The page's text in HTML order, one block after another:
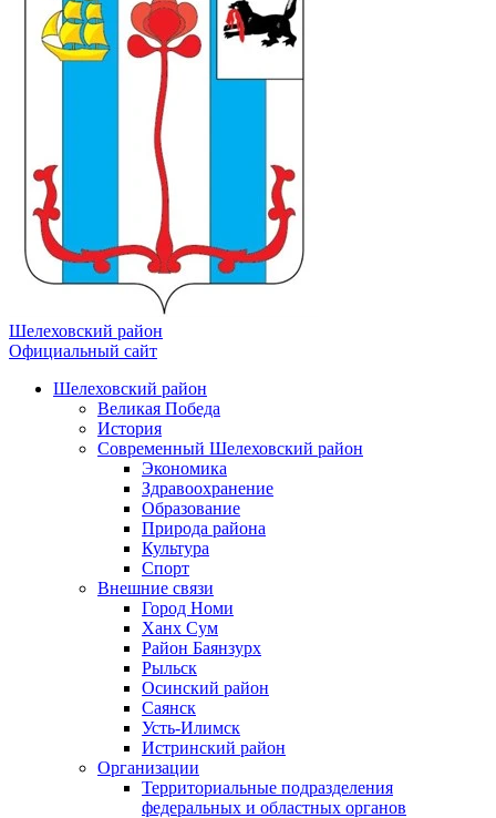
Шелеховский район
Официальный сайт
Шелеховский район
Великая Победа
История
Современный Шелеховский район
Экономика
Здравоохранение
Образование
Природа района
Культура
Спорт
Внешние связи
Город Номи
Ханх Сум
Район Баянзурх
Рыльск
Осинский район
Саянск
Усть-Илимск
Истринский район
Организации
Территориальные подразделения
федеральных и областных органов